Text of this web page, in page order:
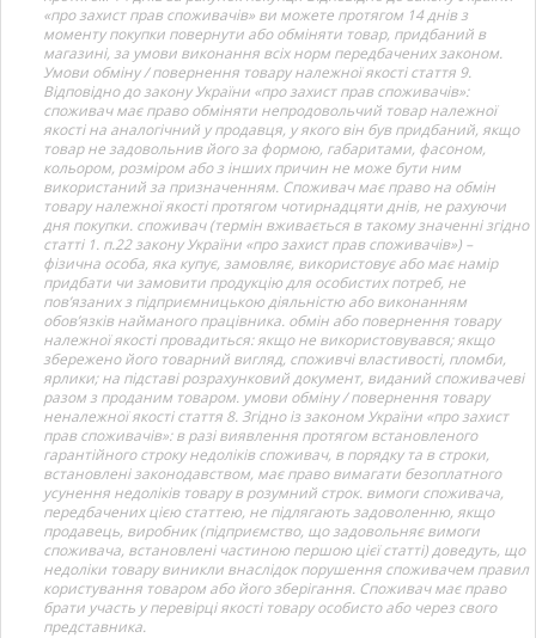
«про захист прав споживачів» ви можете протягом 14 днів з
моменту покупки повернути або обміняти товар, придбаний в
магазині, за умови виконання всіх норм передбачених законом.
Умови обміну / повернення товару належної якості стаття 9.
Відповідно до закону України «про захист прав споживачів»:
споживач має право обміняти непродовольчий товар належної
якості на аналогічний у продавця, у якого він був придбаний, якщо
товар не задовольнив його за формою, габаритами, фасоном,
кольором, розміром або з інших причин не може бути ним
використаний за призначенням. Споживач має право на обмін
товару належної якості протягом чотирнадцяти днів, не рахуючи
дня покупки. споживач (термін вживається в такому значенні згідно
статті 1. п.22 закону України «про захист прав споживачів») –
фізична особа, яка купує, замовляє, використовує або має намір
придбати чи замовити продукцію для особистих потреб, не
пов’язаних з підприємницькою діяльністю або виконанням
обов’язків найманого працівника. обмін або повернення товару
належної якості провадиться: якщо не використовувався; якщо
збережено його товарний вигляд, споживчі властивості, пломби,
ярлики; на підставі розрахунковий документ, виданий споживачеві
разом з проданим товаром. умови обміну / повернення товару
неналежної якості стаття 8. Згідно із законом України «про захист
прав споживачів»: в разі виявлення протягом встановленого
гарантійного строку недоліків споживач, в порядку та в строки,
встановлені законодавством, має право вимагати безоплатного
усунення недоліків товару в розумний строк. вимоги споживача,
передбачених цією статтею, не підлягають задоволенню, якщо
продавець, виробник (підприємство, що задовольняє вимоги
споживача, встановлені частиною першою цієї статті) доведуть, що
недоліки товару виникли внаслідок порушення споживачем правил
користування товаром або його зберігання. Споживач має право
брати участь у перевірці якості товару особисто або через свого
представника.